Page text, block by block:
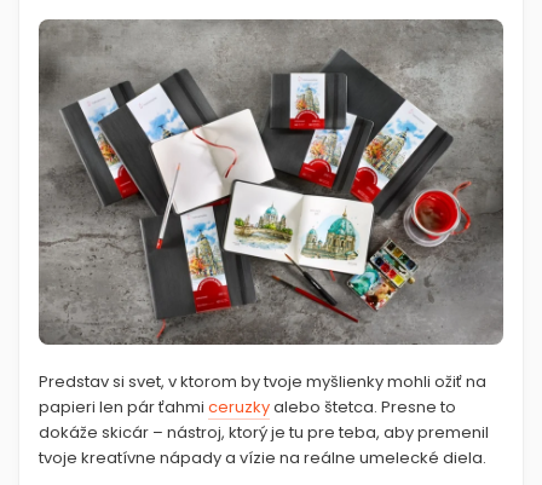
Predstav si svet, v ktorom by tvoje myšlienky mohli ožiť na
papieri len pár ťahmi ceruzkyalebo štetca. Presne to
dokáže skicár – nástroj, ktorý je tu pre teba, aby premenil
tvoje kreatívne nápady a vízie na reálne umelecké diela.